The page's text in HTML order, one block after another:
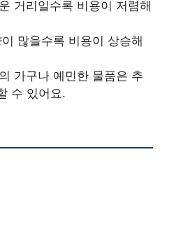
거리일수록 비용이 저렴해
많을수록 비용이 상승해
가구나 예민한 물품은 추
수 있어요.